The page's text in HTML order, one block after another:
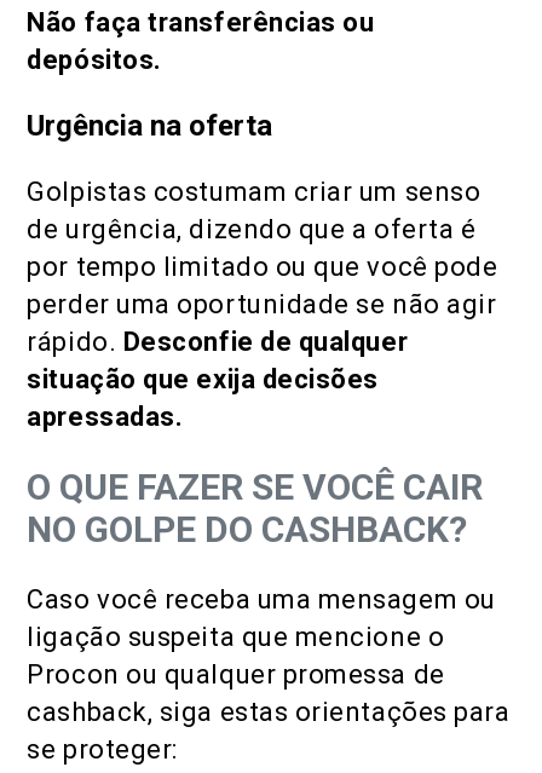
Não faça transferências ou
depósitos.
Urgência na oferta
Golpistas costumam criar um senso
de urgência, dizendo que a oferta é
por tempo limitado ou que você pode
perder uma oportunidade se não agir
rápido. Desconfie de qualquer
situação que exija decisões
apressadas.
O QUE FAZER SE VOCÊ CAIR
NO GOLPE DO CASHBACK?
Caso você receba uma mensagem ou
ligação suspeita que mencione o
Procon ou qualquer promessa de
cashback, siga estas orientações para
se proteger: